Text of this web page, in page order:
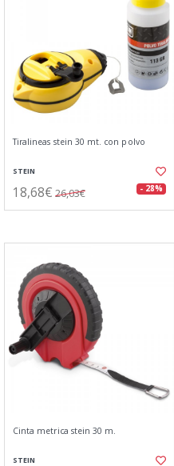
Tiralineas stein 30 mt. con polvo
STEIN
18,68€ 26,03€ - 28%
Cinta metrica stein 30 m.
STEIN